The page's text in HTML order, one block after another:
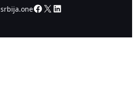
srbija.oneFacebook
X LinkedIn